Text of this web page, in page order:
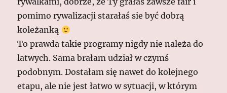
pomimo rywalizacji starałaś sie być dobrą
koleżanką
To prawda takie programy nigdy nie należa do
latwych. Sama brałam udział w czymś
podobnym. Dostałam się nawet do kolejnego
etapu, ale nie jest łatwo w sytuacji, w którym